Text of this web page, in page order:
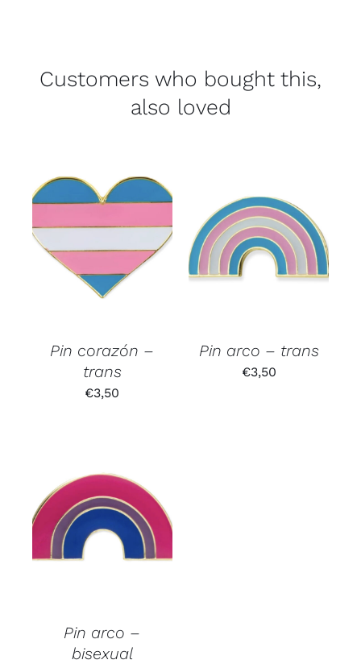
Customers who bought this,
also loved
Pin corazón –
trans
€3,50
Pin arco – trans
€3,50
Pin arco –
bisexual